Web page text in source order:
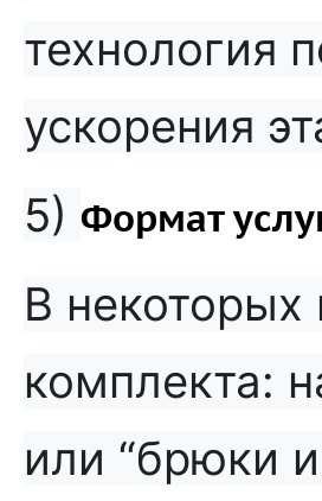
технология
ускорения
5) Формат
В некоторых
комплекта:
или “брюки